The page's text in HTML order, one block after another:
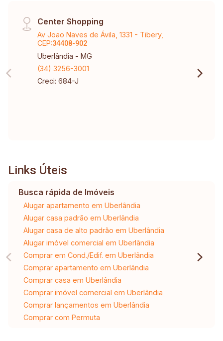
Center Shopping
Av Joao Naves de Ávila, 1331 - Tibery,
CEP:34408-902
Uberlândia - MG
(34) 3256-3001
Creci: 684-J
Links Úteis
Busca rápida de Imóveis
Alugar apartamento em Uberlândia
Alugar casa padrão em Uberlândia
Alugar casa de alto padrão em Uberlândia
Alugar imóvel comercial em Uberlândia
Comprar em Cond./Edif. em Uberlândia
Comprar apartamento em Uberlândia
Comprar casa em Uberlândia
Comprar imóvel comercial em Uberlândia
Comprar lançamentos em Uberlândia
Comprar com Permuta